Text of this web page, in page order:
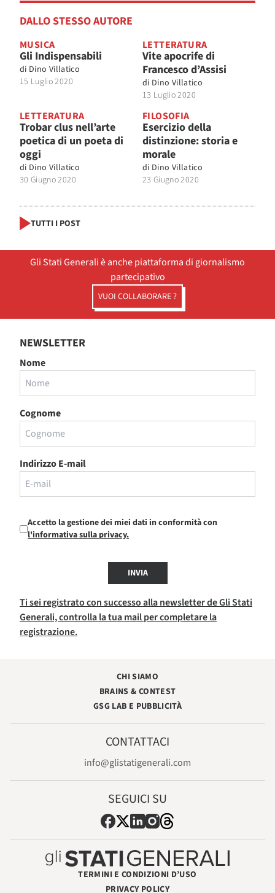
DALLO STESSO AUTORE
MUSICA
Gli Indispensabili
di Dino Villatico
15 Luglio 2020
LETTERATURA
Vite apocrife di
Francesco d’Assisi
di Dino Villatico
13 Luglio 2020
LETTERATURA
Trobar clus nell’arte
poetica di un poeta di
oggi
di Dino Villatico
30 Giugno 2020
FILOSOFIA
Esercizio della
distinzione: storia e
morale
di Dino Villatico
23 Giugno 2020
TUTTI I POST
Gli Stati Generali è anche piattaforma di giornalismo
partecipativo
VUOI COLLABORARE ?
NEWSLETTER
Nome
Cognome
Indirizzo E-mail
Accetto la gestione dei miei dati in conformità con
l'informativa sulla privacy.
INVIA
Ti sei registrato con successo alla newsletter de Gli Stati
Generali, controlla la tua mail per completare la
registrazione.
CHI SIAMO
BRAINS & CONTEST
GSG LAB E PUBBLICITÀ
CONTATTACI
info@glistatigenerali.com
SEGUICI SU
TERMINI E CONDIZIONI D’USO
PRIVACY POLICY